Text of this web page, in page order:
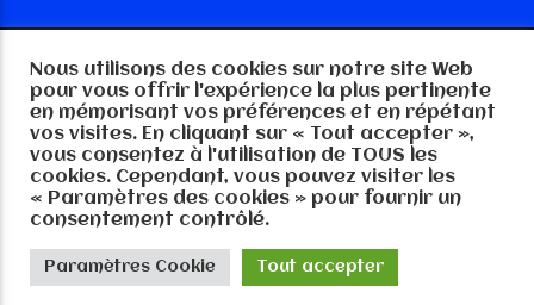
Copyright RTGE-MEDIA 57 2025, tout droits
réservés
Nous utilisons des cookies sur notre site Web
pour vous offrir l'expérience la plus pertinente
en mémorisant vos préférences et en répétant
vos visites. En cliquant sur « Tout accepter »,
vous consentez à l'utilisation de TOUS les
cookies. Cependant, vous pouvez visiter les
« Paramètres des cookies » pour fournir un
consentement contrôlé.
Paramètres Cookie Tout accepter